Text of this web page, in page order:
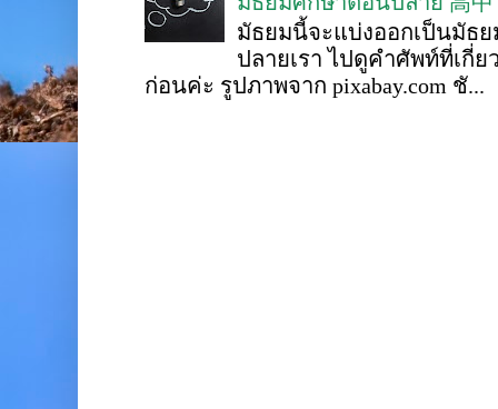
มัธยมนี้จะแบ่งออกเป็นมัธ
ปลายเรา ไปดูคำศัพท์ที่เกี่
ก่อนค่ะ รูปภาพจาก pixabay.com ชั...